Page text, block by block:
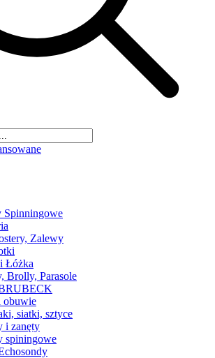
Spinningowe
Zalewy
Łóżka
Brolly, Parasole
obuwie
siatki, sztyce
i zanęty
spiningowe